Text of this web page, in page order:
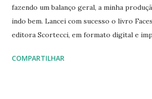
fazendo um balanço geral, a minha
indo bem. Lancei com sucesso o livro
editora Scortecci, em formato digital e
alcance dos livros aumentou e a posição
COMPARTILHAR